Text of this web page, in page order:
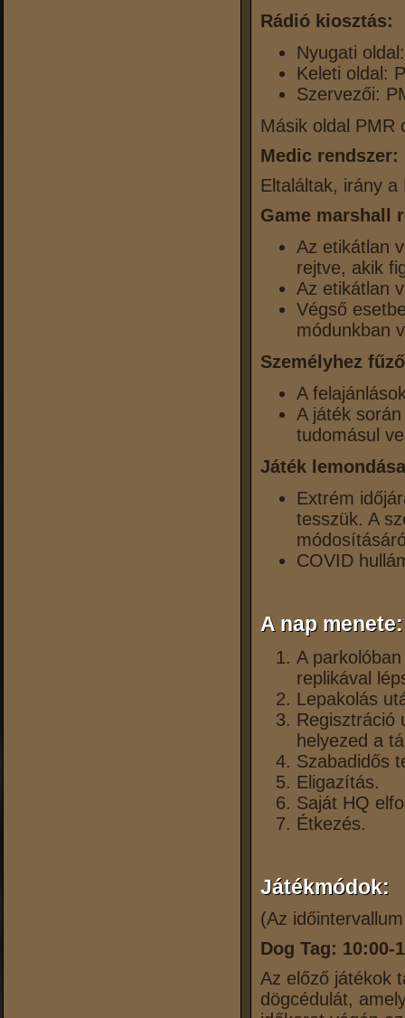
Rádió kiosztás:
Nyugati
Keleti oldal:
Szervezői:
Másik oldal PMR
Medic rendszer:
Eltaláltak, irány
Game marshall
Az etikátlan
rejtve, akik
Az etikátlan
Végső
módunkban
Személyhez
A
A játék
tudomásul
Játék
Extrém
tesszük. A
COVID
A nap menete:
A
replikával
Lepakolás
Regisztráció
helyezed a
Szabadidős
Eligazítás.
Saját HQ
Étkezés.
Játékmódok:
(Az
Dog Tag: 10:00-
Az előző játékok
dögcédulát,